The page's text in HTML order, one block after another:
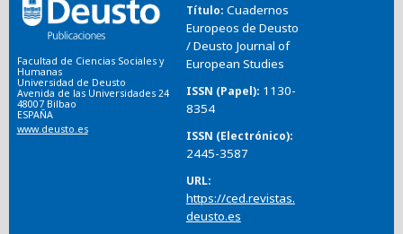
Facultad de Ciencias Sociales y
Humanas
Universidad de Deusto
Avenida de las Universidades 24
48007 Bilbao
ESPAÑA
www.deusto.es
Título Cuadernos
Europeos de Deusto
/ Deusto Journal of
European Studies
ISSN (Papel) 1130-
8354
ISSN (Electrónico)
2445-3587
URL
https://ced.revistas.
deusto.es